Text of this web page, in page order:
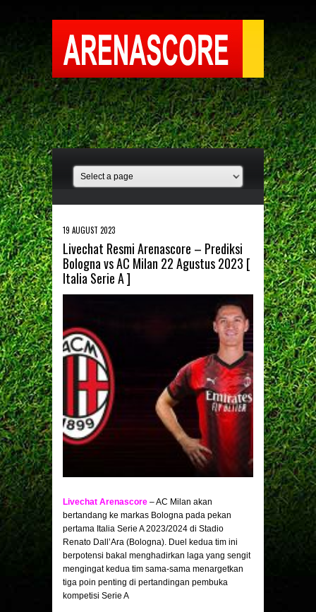
19 AUGUST 2023
Livechat Resmi Arenascore – Prediksi
Bologna vs AC Milan 22 Agustus 2023 [
Italia Serie A ]
Livechat Arenascore – AC Milan akan
bertandang ke markas Bologna pada pekan
pertama Italia Serie A 2023/2024 di Stadio
Renato Dall’Ara (Bologna). Duel kedua tim ini
berpotensi bakal menghadirkan laga yang sengit
mengingat kedua tim sama-sama menargetkan
tiga poin penting di pertandingan pembuka
kompetisi Serie A